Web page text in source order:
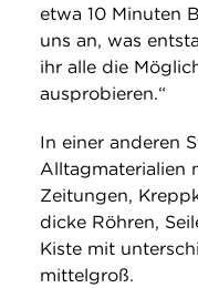
etwa 10 Minuten
uns an, was
ihr alle die
ausprobieren.“
In einer anderen
Alltagmaterialien
Zeitungen,
dicke Röhren,
Kiste mit
mittelgroß.